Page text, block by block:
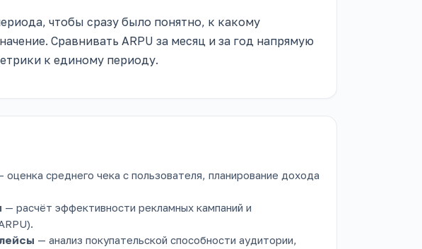
чтобы сразу было понятно, к какому
Сравнивать ARPU за месяц и за год напрямую
к единому периоду.
оценка среднего чека с пользователя, планирование дохода
— расчёт эффективности рекламных кампаний и
— анализ покупательской способности аудитории,